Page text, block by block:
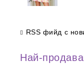
RSS фийд с
Най-